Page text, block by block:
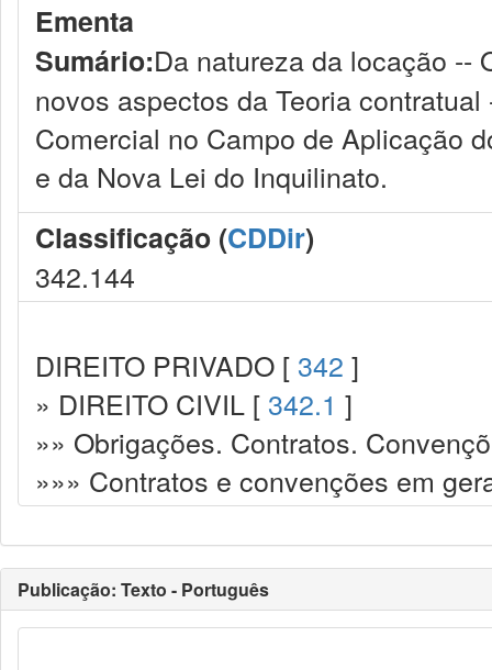
Ementa
Sumário:Da natureza da locação --
novos aspectos da Teoria
Comercial no Campo de Aplicação
e da Nova Lei do Inquilinato.
Classificação (CDDir)
342.144
DIREITO PRIVADO [ 342 ]
» DIREITO CIVIL [ 342.1 ]
»» Obrigações. Contratos.
»»» Contratos e convenções em
Publicação: Texto - Português